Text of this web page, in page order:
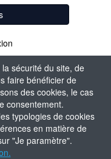
sécurité du site, de
faire bénéficier de
des cookies, le cas
consentement.
typologies de cookies
en matière de
"Je paramètre".